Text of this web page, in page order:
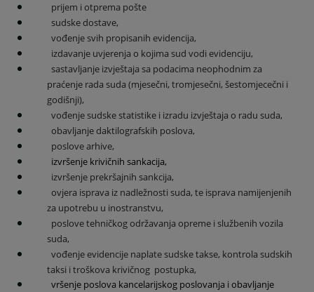
prijem i otprema pošte
sudske dostave,
vođenje svih propisanih evidencija,
izdavanje uvjerenja o kojima sud vodi evidenciju,
sastavljanje izvještaja sa podacima neophodnim za
praćenje rada suda (mjesečni, tromjesečni, šestomjecečni i
godišnji),
vođenje sudske statistike i izradu izvještaja o radu suda,
obavljanje daktilografskih poslova,
poslove arhive,
izvršenje krivičnih sankacija,
izvršenje prekršajnih sankcija,
ovjera isprava iz nadležnosti suda, te isprava namijenjenih
za upotrebu u inostranstvu,
poslove tehničkog održavanja opremei službenih vozila
suda,
vođenje evidencije naplate sudske takse, kontrola sudskih
taksi i troškova krivičnog postupka,
vršenje poslova kancelarijskog poslovanja i obavljanje